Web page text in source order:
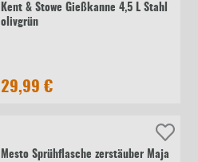
Kent & Stowe Gießkanne 4,5 L Stahl
olivgrün
29,99 €
Mesto Sprühflasche zerstäuber Maja